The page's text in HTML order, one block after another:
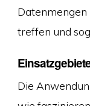
Datenmengen
treffen und
Die